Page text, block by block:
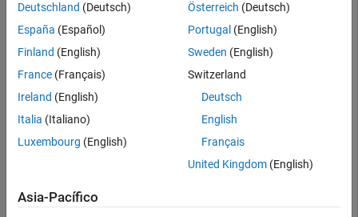
Suppose that you have a MATLAB®interface to this C++
libraryMyClass
const class MyClass { public: int val1; int val2;
}; const MyClass& func();
Call the function in MATLAB to create a const
object:
Deutschland (Deutsch)
España (Español)
Finland (English)
France (Français)
Ireland (English)
Italia (Italiano)
Luxembourg (English)
Österreich (Deutsch)
Portugal (English)
Sweden (English)
Switzerland
Deutsch
English
Français
United Kingdom(English)
Asia-Pacífico